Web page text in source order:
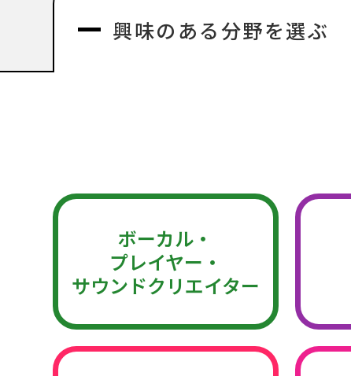
興味のある分野を選ぶ
ボーカル・
プレイヤー・
サウンドクリエイター